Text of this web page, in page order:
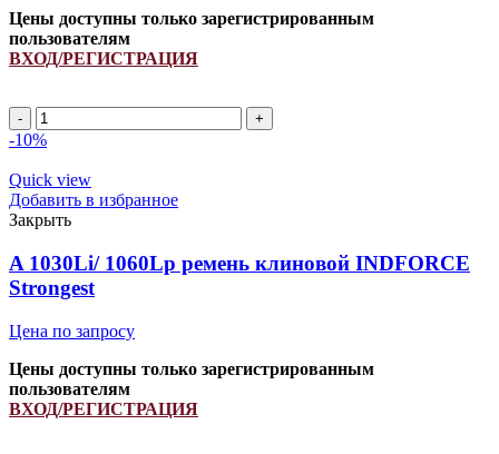
Цены доступны только зарегистрированным
пользователям
ВХОД/РЕГИСТРАЦИЯ
A
1870Li/
ремень
клиновой
INDFORCE
Strongest
quantity
-10%
Quick view
Добавить в избранное
Закрыть
A 1030Li/ 1060Lp ремень клиновой INDFORCE
Strongest
Цена по запросу
Цены доступны только зарегистрированным
пользователям
ВХОД/РЕГИСТРАЦИЯ